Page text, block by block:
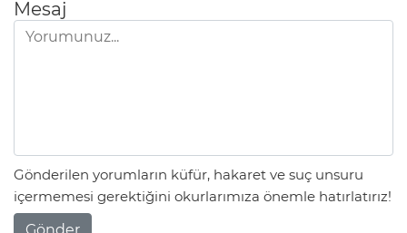
Mesaj
Gönderilen yorumların küfür, hakaret ve suç unsuru
içermemesi gerektiğini okurlarımıza önemle hatırlatırız!